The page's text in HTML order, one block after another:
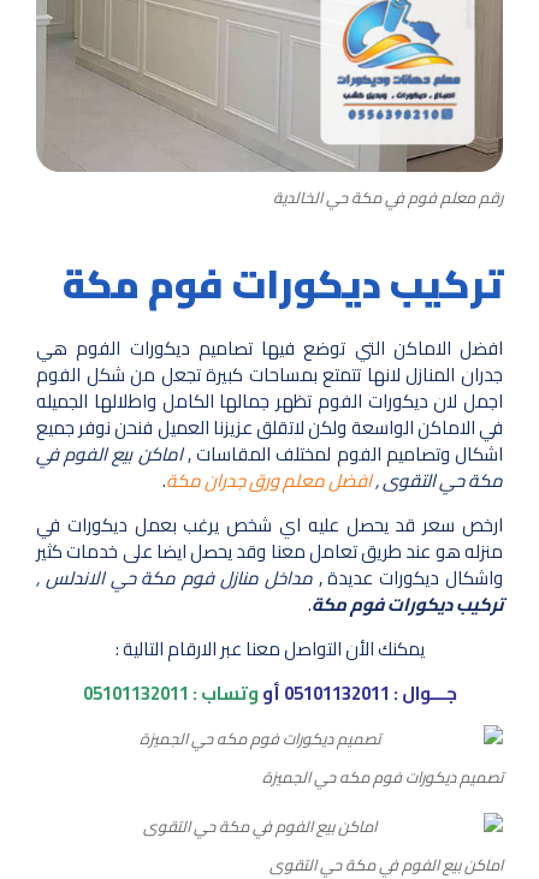
رقم معلم فوم في مكة حي الخالدية
تركيب ديكورات فوم مكة
افضل الاماكن التي توضع فيها تصاميم ديكورات الفوم هي
جدران المنازل لانها تتمتع بمساحات كبيرة تجعل من شكل الفوم
اجمل لان ديكورات الفوم تظهر جمالها الكامل واطلالها الجميله
في الاماكن الواسعة ولكن لاتقلق عزيزنا العميل فنحن نوفر جميع
اشكال وتصاميم الفوم لمختلف المقاسات ,اماكن بيع الفوم في
مكة حي التقوى ,افضل معلم ورق جدران مكة.
ارخص سعر قد يحصل عليه اي شخص يرغب بعمل ديكورات في
منزله هو عند طريق تعامل معنا وقد يحصل ايضا على خدمات كثير
واشكال ديكورات عديدة ,مداخل منازل فوم مكة حي الاندلس ,
تركيب ديكورات فوم مكة.
يمكنك الأن التواصل معنا عبر الارقام التالية :
جـــوال : 05101132011أووتساب : 05101132011
تصميم ديكورات فوم مكه حي الجميزة
اماكن بيع الفوم في مكة حي التقوى